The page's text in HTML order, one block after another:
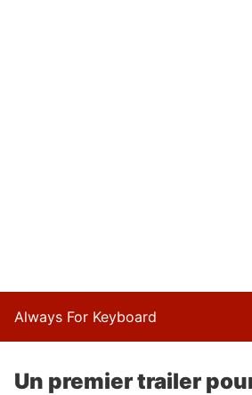
Always For Keyboard
Un premier trailer